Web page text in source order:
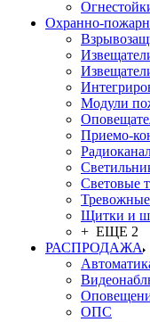
Охранно-
Модули
Приемо-
Световые
Щитки и
+ ЕЩЕ 2
РАСПРОДАЖА
ОПС